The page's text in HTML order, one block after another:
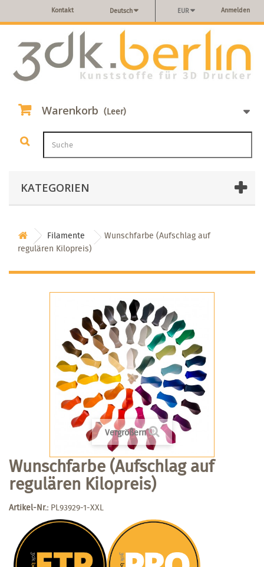
Anmelden
EUR
Deutsch
Kontakt
Warenkorb (Leer)
KATEGORIEN
Filamente
Wunschfarbe (Aufschlag auf
regulären Kilopreis)
Vergrößern
Wunschfarbe (Aufschlag auf
regulären Kilopreis)
Artikel-Nr.: PL93929-1-XXL